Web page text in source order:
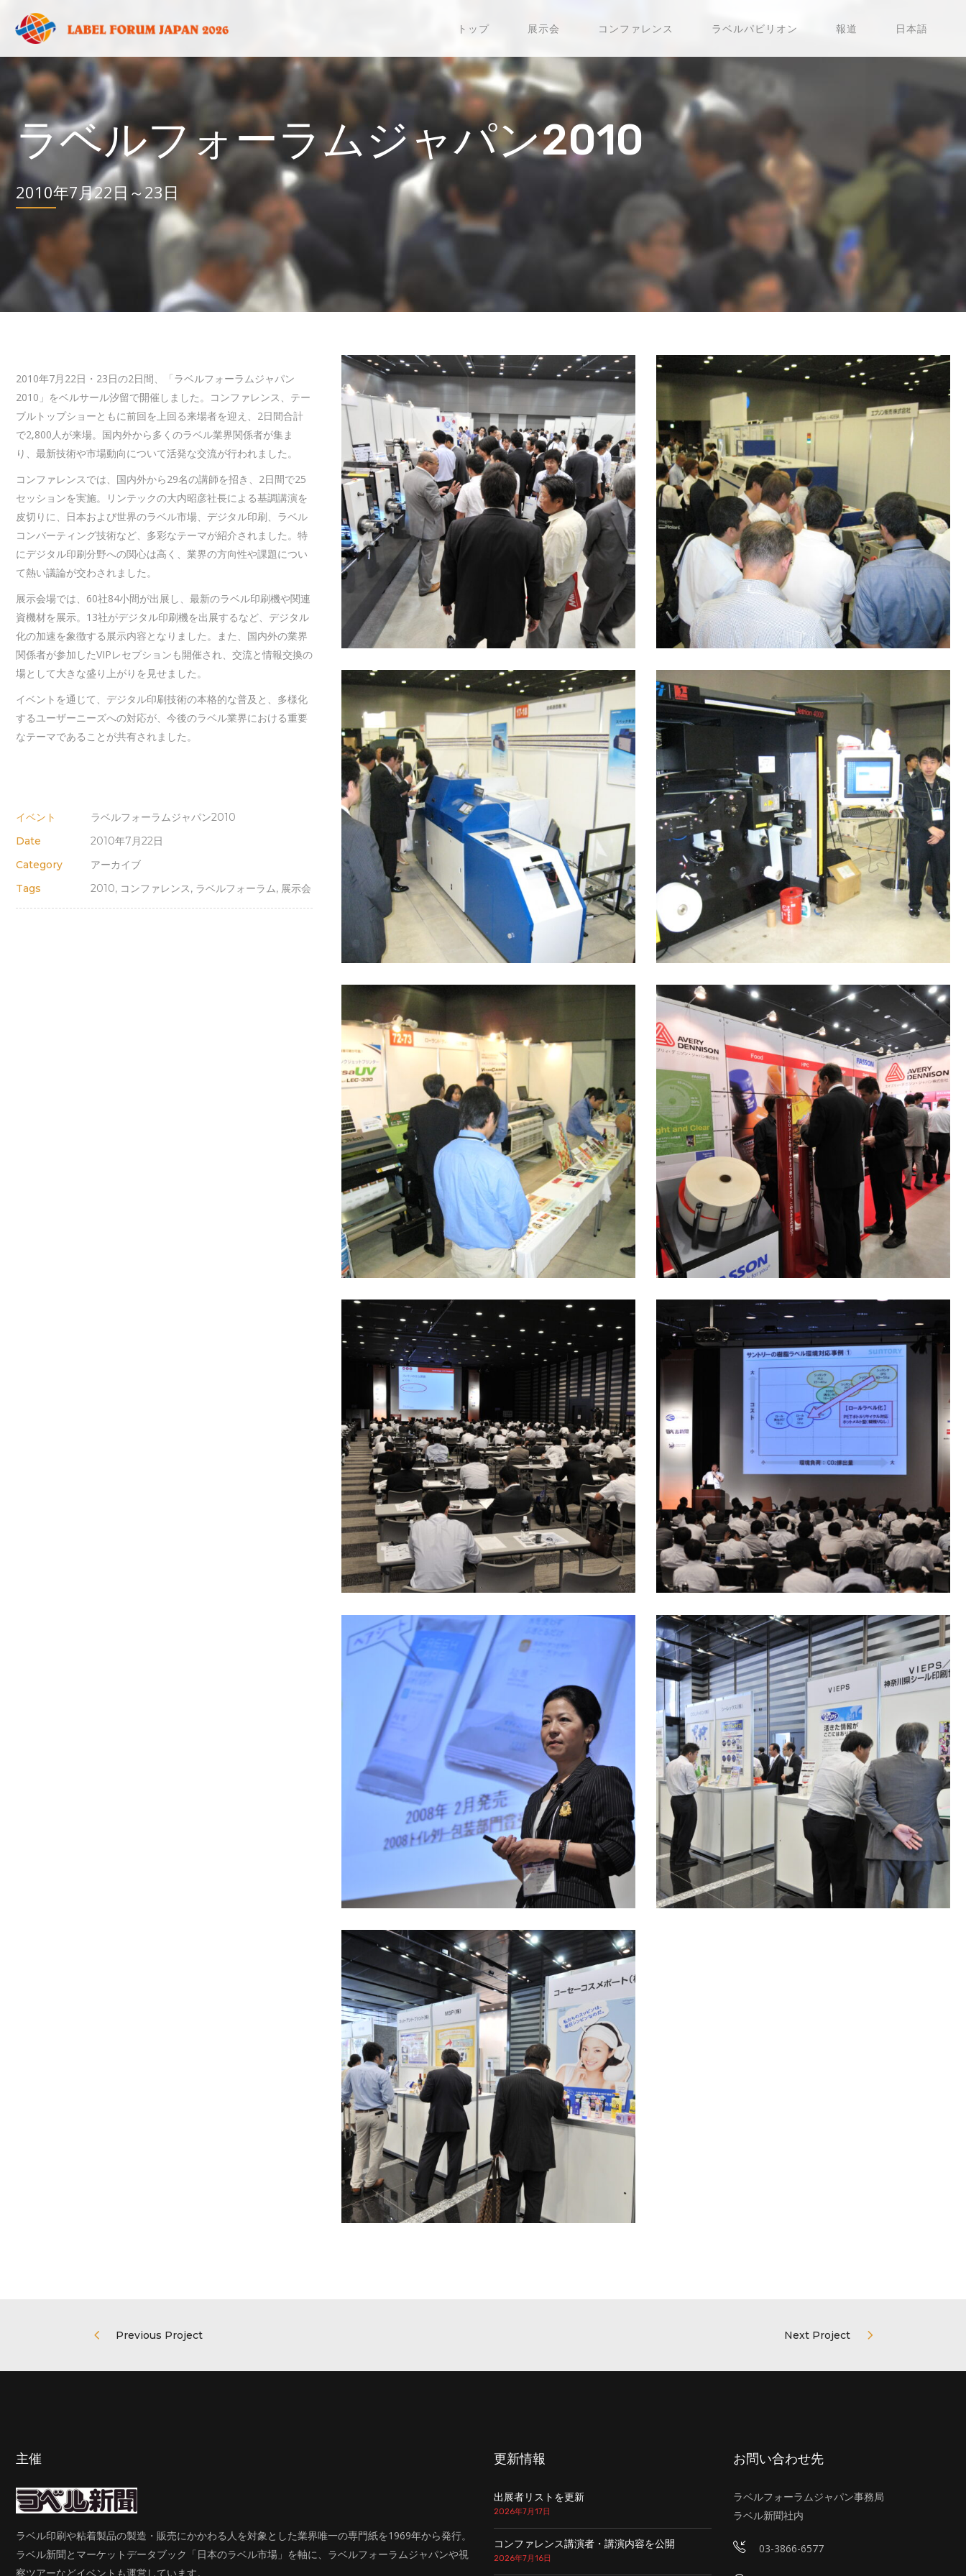
トップ 展示会 コンファレンス ラベルパビリオン 報道 日本語
ラベルフォーラムジャパン2010
2010年7月22日～23日
2010年7月22日・23日の2日間、「ラベルフォーラムジャパン
2010」をベルサール汐留で開催しました。コンファレンス、テー
ブルトップショーともに前回を上回る来場者を迎え、2日間合計
で2,800人が来場。国内外から多くのラベル業界関係者が集ま
り、最新技術や市場動向について活発な交流が行われました。
コンファレンスでは、国内外から29名の講師を招き、2日間で25
セッションを実施。リンテックの大内昭彦社長による基調講演を
皮切りに、日本および世界のラベル市場、デジタル印刷、ラベル
コンバーティング技術など、多彩なテーマが紹介されました。特
にデジタル印刷分野への関心は高く、業界の方向性や課題につい
て熱い議論が交わされました。
展示会場では、60社84小間が出展し、最新のラベル印刷機や関連
資機材を展示。13社がデジタル印刷機を出展するなど、デジタル
化の加速を象徴する展示内容となりました。また、国内外の業界
関係者が参加したVIPレセプションも開催され、交流と情報交換の
場として大きな盛り上がりを見せました。
イベントを通じて、デジタル印刷技術の本格的な普及と、多様化
するユーザーニーズへの対応が、今後のラベル業界における重要
なテーマであることが共有されました。
イベント
ラベルフォーラムジャパン2010
Date
2010年7月22日
Category
アーカイブ
Tags
2010, コンファレンス, ラベルフォーラム, 展示会
Previous Project Next Project
主催
ラベル印刷や粘着製品の製造・販売にかかわる人を対象とした業界唯一の専門紙を1969年から発行。
ラベル新聞とマーケットデータブック「日本のラベル市場」を軸に、ラベルフォーラムジャパンや視
察ツアーなどイベントも運営しています。
更新情報
出展者リストを更新
2026年7月17日
コンファレンス講演者・講演内容を公開
2026年7月16日
お問い合わせ先
ラベルフォーラムジャパン事務局
ラベル新聞社内
03-3866-6577